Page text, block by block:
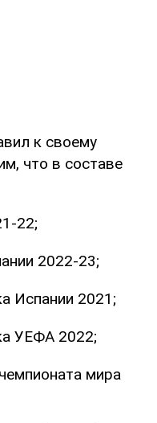
к своему
что в составе
22;
2022-23;
Испании 2021;
УЕФА 2022;
мира